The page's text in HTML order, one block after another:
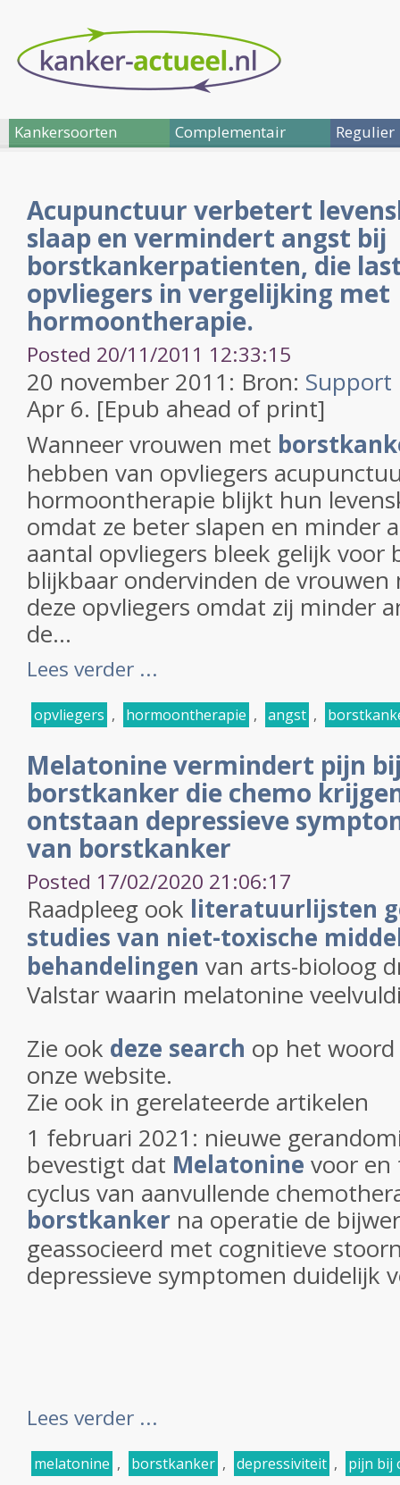
Kankersoorten Complementair Regulier
Acupunctuur verbetert
slaap en vermindert angst bij
borstkankerpatienten, die
opvliegers in vergelijking met
hormoontherapie.
Posted 20/11/2011 12:33:15
20 november 2011: Bron: Support
Apr 6. [Epub ahead of print]
Wanneer vrouwen met
hebben van opvliegers
hormoontherapie blijkt hun
omdat ze beter slapen en minder
aantal opvliegers bleek gelijk voor
blijkbaar ondervinden de vrouwen
deze opvliegers omdat zij minder
de...
Lees verder ...
opvliegers , hormoontherapie , angst ,
Melatonine vermindert pijn
borstkanker die chemo
ontstaan depressieve
van borstkanker
Posted 17/02/2020 21:06:17
Raadpleeg ook literatuurlijsten
studies van niet-toxische
behandelingen van arts-bioloog
Valstar waarin melatonine
Zie ook deze search op het woord
onze website.
Zie ook in gerelateerde artikelen
1 februari 2021: nieuwe
bevestigt dat Melatonine voor en
cyclus van aanvullende
borstkanker na operatie de
geassocieerd met cognitieve
depressieve symptomen duidelijk
Lees verder ...
melatonine , borstkanker , depressiviteit , pijn bij